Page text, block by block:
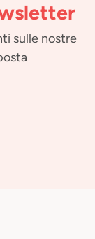
sulle nostre